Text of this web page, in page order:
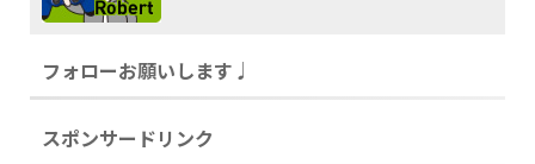
フォローお願いします♩
スポンサードリンク